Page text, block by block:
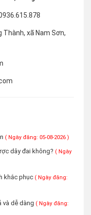
Thành, xã Nam Sơn,
( Ngày đăng: 05-08-2026 )
dây đai không? ( Ngày
khắc phục ( Ngày đăng:
và dễ dàng ( Ngày đăng: